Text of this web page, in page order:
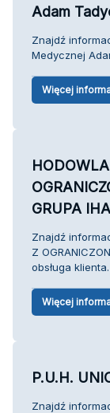
Adam
Znajdź
Medycznej
Więcej
GRUPA
Znajdź
Z
obsługa klienta.
Więcej
P.U.H.
Znajdź